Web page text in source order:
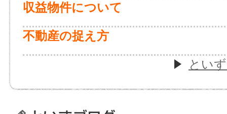
収益物件について
不動産の捉え方
とい